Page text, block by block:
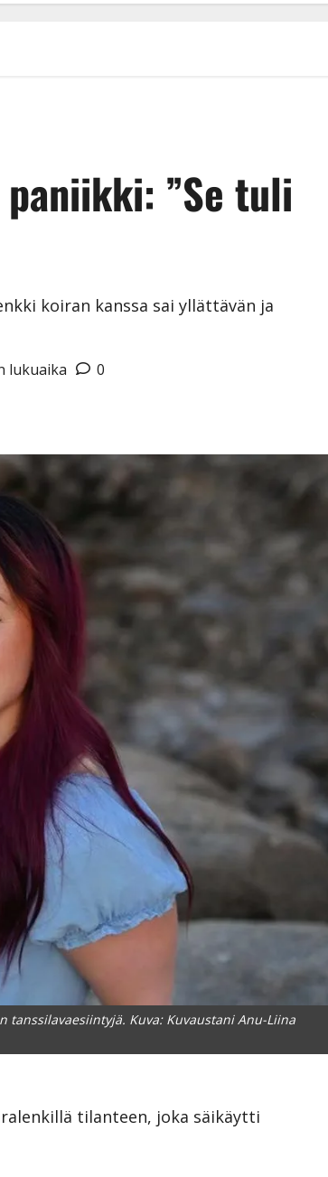
”Se tuli
koiran kanssa sai yllättävän ja
lukuaika 0
Kuva: Kuvaustani Anu-Liina
tilanteen, joka säikäytti